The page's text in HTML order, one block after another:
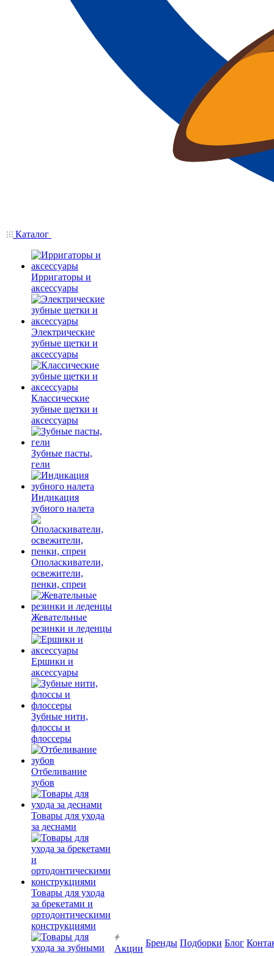
Каталог
Ирригаторы и
аксессуары
Электрические
зубные щетки и
аксессуары
Классические
зубные щетки и
аксессуары
Зубные пасты,
гели
Индикация
зубного налета
Ополаскиватели,
освежители,
пенки, спреи
Жевательные
резинки и леденцы
Ершики и
аксессуары
Зубные нити,
флоссы и
флоссеры
Отбеливание
зубов
Товары для ухода
за деснами
Товары для ухода
за брекетами и
ортодонтическими
конструкциями
Акции
Бренды Подборки Блог